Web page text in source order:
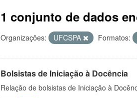
1 conjunto de dados
Organizações: UFCSPA Formatos:
Bolsistas de Iniciação à Docência
Relação de bolsistas de Iniciação à